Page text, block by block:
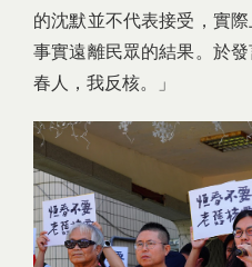
的沈默並不代表接受，實
事實遠離民眾的結果。於
春人，我反核。」